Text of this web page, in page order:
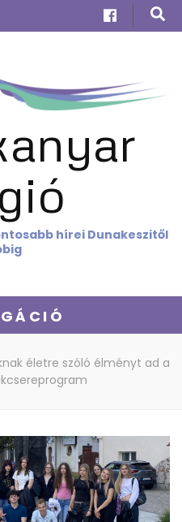
hírei Dunakeszitől
életre szóló élményt ad a